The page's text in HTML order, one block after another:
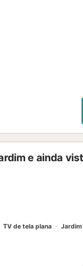
e ainda
TV de tela plana
Jardim